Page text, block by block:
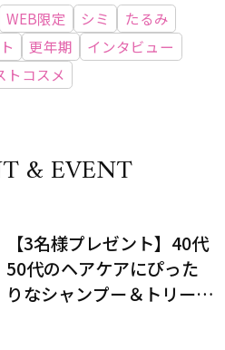
WEB限定 シミ
たるみ
更年期
インタビュー
トコスメ
& EVENT
【3名様プレゼント】40代
50代のヘアケアにぴった
りなシャンプー＆トリート